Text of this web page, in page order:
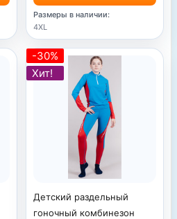
Размеры в наличии:
4XL
-30%
Хит!
Детский раздельный
гоночный комбинезон